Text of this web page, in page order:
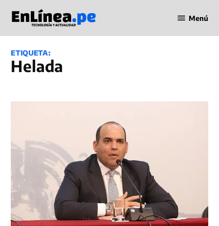
contenido
en Línea
Menú
ETIQUETA:
helada